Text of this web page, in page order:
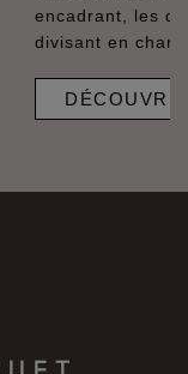
encadrant, les
divisant en